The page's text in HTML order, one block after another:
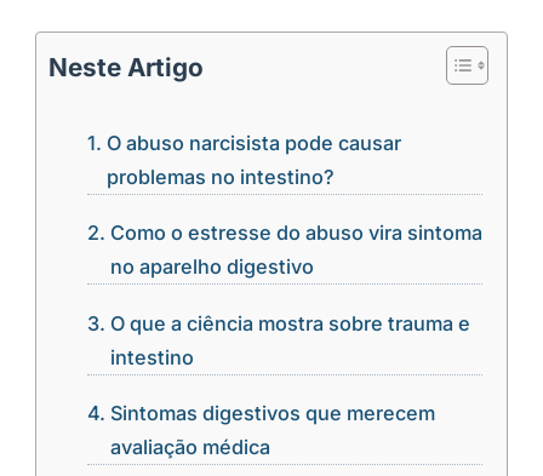
Neste Artigo
O abuso narcisista pode causar
problemas no intestino?
Como o estresse do abuso vira sintoma
no aparelho digestivo
O que a ciência mostra sobre trauma e
intestino
Sintomas digestivos que merecem
avaliação médica